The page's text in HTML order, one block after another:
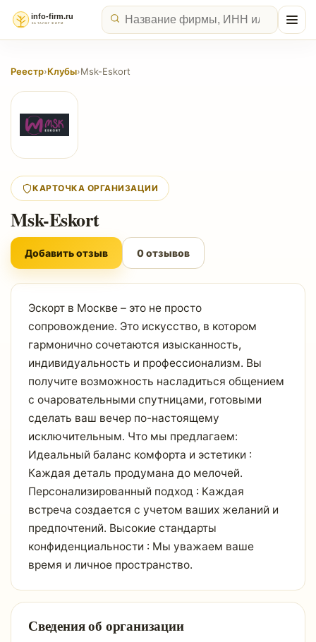
Реестр›Клубы›Msk-Eskort
КАРТОЧКА ОРГАНИЗАЦИИ
Msk-Eskort
Добавить отзыв 0 отзывов
Эскорт в Москве – это не просто
сопровождение. Это искусство, в котором
гармонично сочетаются изысканность,
индивидуальность и профессионализм. Вы
получите возможность насладиться общением
с очаровательными спутницами, готовыми
сделать ваш вечер по-настоящему
исключительным. Что мы предлагаем:
Идеальный баланс комфорта и эстетики :
Каждая деталь продумана до мелочей.
Персонализированный подход : Каждая
встреча создается с учетом ваших желаний и
предпочтений. Высокие стандарты
конфиденциальности : Мы уважаем ваше
время и личное пространство.
Сведения об организации